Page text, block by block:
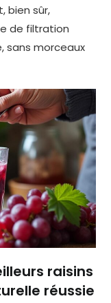
bien sûr,
de filtration
sans morceaux
raisins
réussie